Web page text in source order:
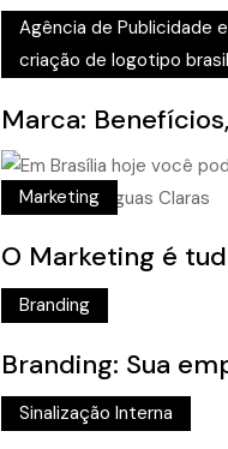
Agência de Publicidade
criação de logotipo
Marca:
Marketing
O Marketing é
Branding
Branding: Sua
Sinalização Interna